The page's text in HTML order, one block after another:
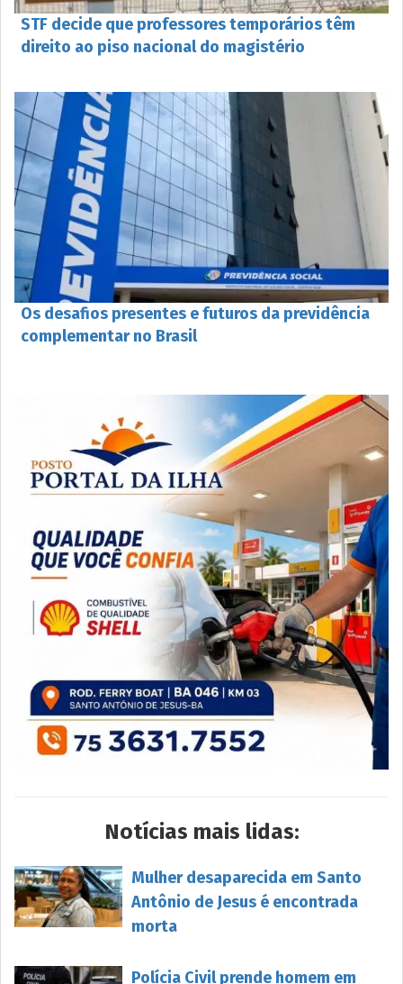
STF decide que professores temporários têm
direito ao piso nacional do magistério
Os desafios presentes e futuros da previdência
complementar no Brasil
Notícias mais lidas:
Mulher desaparecida em Santo
Antônio de Jesus é encontrada
morta
Polícia Civil prende homem em